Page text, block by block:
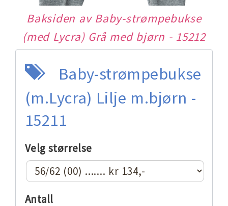
Baksiden av Baby-strømpebukse
(med Lycra) Grå med bjørn - 15212
Baby-strømpebukse
(m.Lycra) Lilje m.bjørn -
15211
Velg størrelse
Antall